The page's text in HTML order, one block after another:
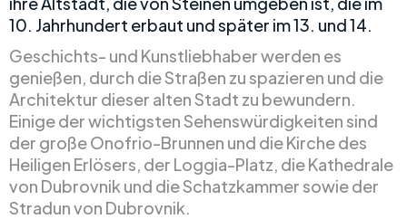
10. Jahrhundert erbaut und später im 13. und 14.
Geschichts- und Kunstliebhaber werden es
genießen, durch die Straßen zu spazieren und die
Architektur dieser alten Stadt zu bewundern.
Einige der wichtigsten Sehenswürdigkeiten sind
der große Onofrio-Brunnen und die Kirche des
Heiligen Erlösers, der Loggia-Platz, die Kathedrale
von Dubrovnik und die Schatzkammer sowie der
Stradun von Dubrovnik.